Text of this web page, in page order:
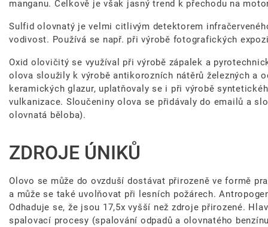
manganu. Celkově je však jasný trend k přechodu na
Sulfid olovnatý je velmi citlivým detektorem
vodivost. Používá se např. při výrobě fotografických
Oxid olovičitý se využíval při výrobě zápalek a
olova sloužily k výrobě antikorozních nátěrů železných a
keramických glazur, uplatňovaly se i při výrobě
vulkanizace. Sloučeniny olova se přidávaly do emailů a
olovnatá běloba).
ZDROJE ÚNIKŮ
Olovo se může do ovzduší dostávat přirozeně ve formě
a může se také uvolňovat při lesních požárech.
Odhaduje se, že jsou 17,5x vyšší než zdroje přirozené.
spalovací procesy (spalování odpadů a olovnatého